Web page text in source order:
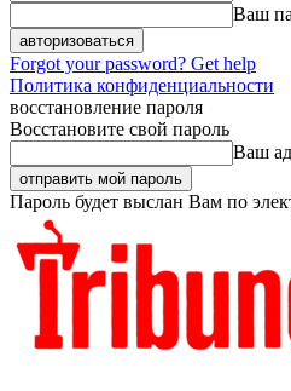
Ваш
Forgot your password? Get help
Политика конфиденциальности
восстановление пароля
Восстановите свой пароль
Ваш
Пароль будет выслан Вам по